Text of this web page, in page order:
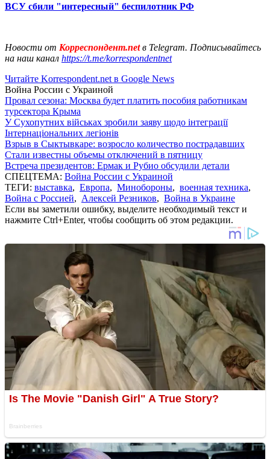
ВСУ сбили "интересный" беспилотник РФ
Новости от Корреспондент.netв Telegram. Подписывайтесь
на наш канал https://t.me/korrespondentnet
Читайте Korrespondent.net в Google News
Война России с Украиной
Провал сезона: Москва будет платить пособия работникам
турсектора Крыма
У Сухопутних військах зробили заяву щодо інтеграції
Інтернаціональних легіонів
Взрыв в Сыктывкаре: возросло количество пострадавших
Стали известны объемы отключений в пятницу
Встреча президентов: Ермак и Рубио обсудили детали
СПЕЦТЕМА: Война России с Украиной
ТЕГИ: выставка, Европа, Минобороны, военная техника,
Война с Россией, Алексей Резников, Война в Украине
Если вы заметили ошибку, выделите необходимый текст и
нажмите Ctrl+Enter, чтобы сообщить об этом редакции.